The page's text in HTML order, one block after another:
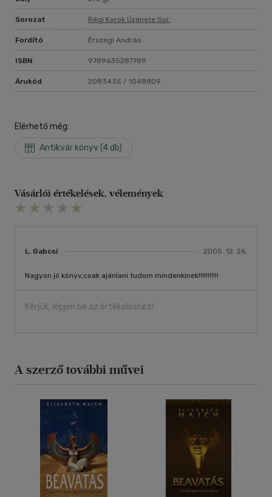
Sorozat Régi Korok Üzenete Sor.
Fordító Érszegi András
ISBN 9789635287789
Árukód 2083435 / 1048809
Elérhető még:
Antikvár könyv (4 db)
Vásárlói értékelések, vélemények
L. Gabcsi 2005. 12. 26.
Nagyon jó könyv,csak ajánlani tudom mindenkinek!!!!!!!!!!!
Kérjük, lépjen be az értékeléshez!
A szerző további művei